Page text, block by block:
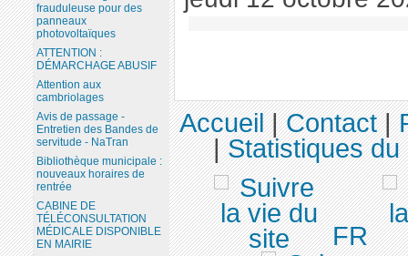
frauduleuse pour des
panneaux
photovoltaïques
ATTENTION :
DÉMARCHAGE ABUSIF
Attention aux
cambriolages
Avis de passage -
Entretien des Bandes de
servitude - NaTran
Bibliothèque municipale :
nouveaux horaires de
rentrée
CABINE DE
TÉLÉCONSULTATION
MÉDICALE DISPONIBLE
EN MAIRIE
Accueil|Contact|
|Statistiques du
FR